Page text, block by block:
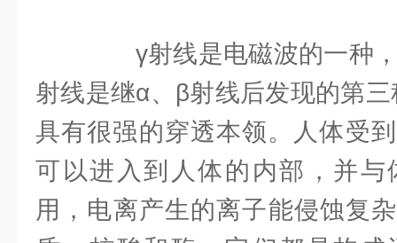
γ射线是电磁波的一种，
射线是继α、β射线后发现的第
具有很强的穿透本领。人体受
可以进入到人体的内部，并与
用，电离产生的离子能侵蚀复